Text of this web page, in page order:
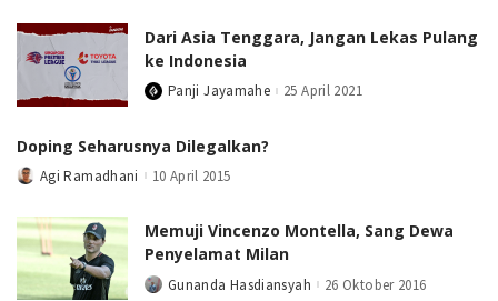
Dari Asia Tenggara, Jangan Lekas Pulang
ke Indonesia
PostedPanji Jayamahe 25 April 2021
Doping Seharusnya Dilegalkan?
PostedAgi Ramadhani 10 April 2015
Memuji Vincenzo Montella, Sang Dewa
Penyelamat Milan
PostedGunanda Hasdiansyah 26 Oktober 2016